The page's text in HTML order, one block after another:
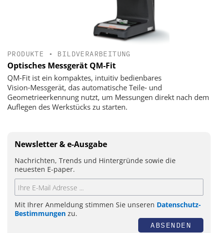
PRODUKTE • BILDVERARBEITUNG
Optisches Messgerät QM-Fit
QM‑Fit ist ein kompaktes, intuitiv bedienbares
Vision‑Messgerät, das automatische Teile‑ und
Geometrieerkennung nutzt, um Messungen direkt nach dem
Auflegen des Werkstücks zu starten.
Newsletter & e-Ausgabe
Nachrichten, Trends und Hintergründe sowie die
neuesten E-paper.
Mit Ihrer Anmeldung stimmen Sie unseren Datenschutz-
Bestimmungen zu.
ABSENDEN